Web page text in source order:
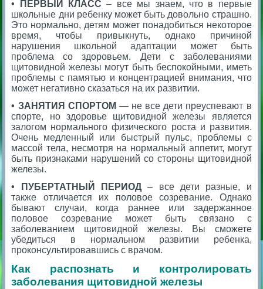
• ПЕРВЫЙ КЛАСС – все мы знаем, что в первые
школьные дни ребенку может быть довольно страшно.
Это нормально, детям может понадобиться некоторое
время, чтобы привыкнуть, однако причиной
нарушения школьной адаптации может быть
проблема со здоровьем. Дети с заболеваниями
щитовидной железы могут быть беспокойными, иметь
проблемы с памятью и концентрацией внимания, что
может негативно сказаться на их развитии.
• ЗАНЯТИЯ СПОРТОМ — не все дети преуспевают в
спорте, но здоровье щитовидной железы является
залогом нормального физического роста и развития.
Очень медленный или быстрый пульс, проблемы с
массой тела, несмотря на нормальный аппетит, могут
быть признаками нарушений со стороны щитовидной
железы.
• ПУБЕРТАТНЫЙ ПЕРИОД – все дети разные, и
также отличается их половое созревание. Однако
бывают случаи, когда раннее или задержанное
половое созревание может быть связано с
заболеванием щитовидной железы. Вы сможете
убедиться в нормальном развитии ребенка,
проконсультировавшись с врачом.
Как распознать и контролировать
заболевания щитовидной железы